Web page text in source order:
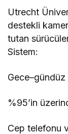
Utrecht
destekli
tutan
Sistem:
%95’in
Cep telefonu